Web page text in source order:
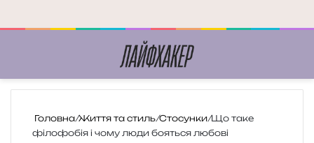
Головна/Життя та стиль/Стосунки/Що таке
філофобія і чому люди бояться любові